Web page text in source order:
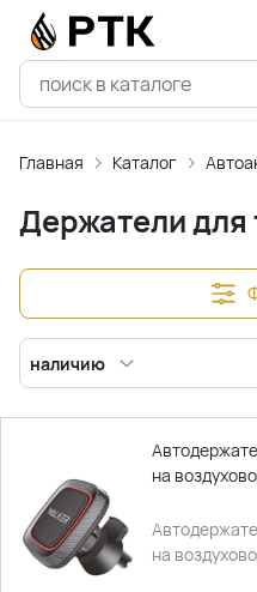
Главная Каталог
Держатели для
наличию
на
на